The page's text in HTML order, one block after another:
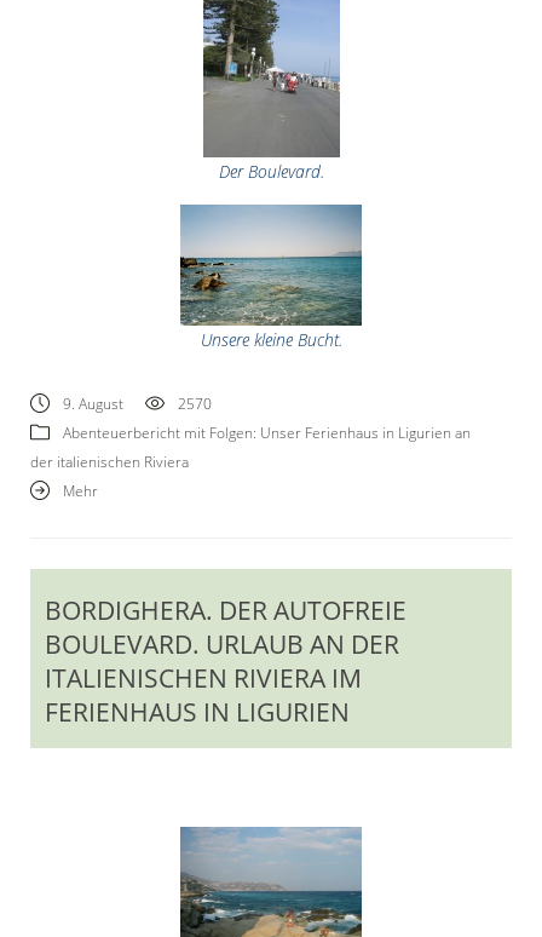
Der Boulevard.
Unsere kleine Bucht.
9. August
2570
Abenteuerbericht mit Folgen: Unser Ferienhaus in Ligurien an
der italienischen Riviera
Mehr
BORDIGHERA. DER AUTOFREIE
BOULEVARD. URLAUB AN DER
ITALIENISCHEN RIVIERA IM
FERIENHAUS IN LIGURIEN